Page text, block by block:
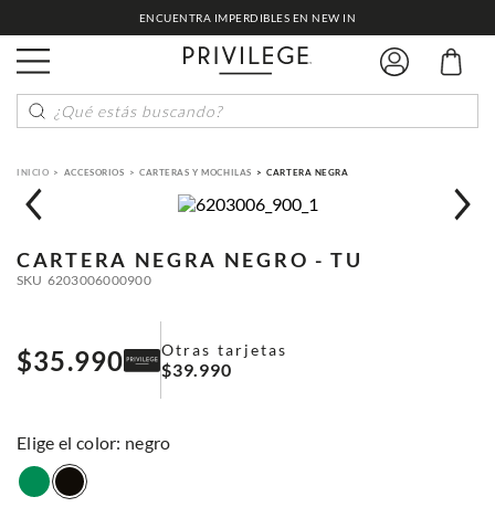
ENCUENTRA IMPERDIBLES EN NEW IN
¿Qué estás buscando?
ACCESORIOS CARTERAS Y MOCHILAS CARTERA NEGRA
CARTERA NEGRA NEGRO - TU
SKU 6203006000900
$35.990 Otras tarjetas
$39.990
: negro